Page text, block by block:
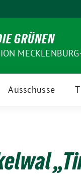
GRÜNEN
Ausschüsse